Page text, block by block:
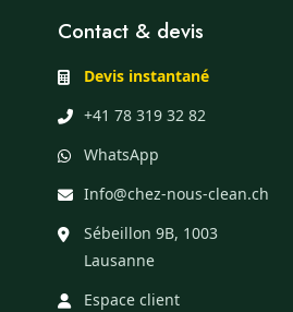
Contact & devis
Devis instantané
+41 78 319 32 82
WhatsApp
Info@chez-nous-clean.ch
Sébeillon 9B, 1003
Lausanne
Espace client